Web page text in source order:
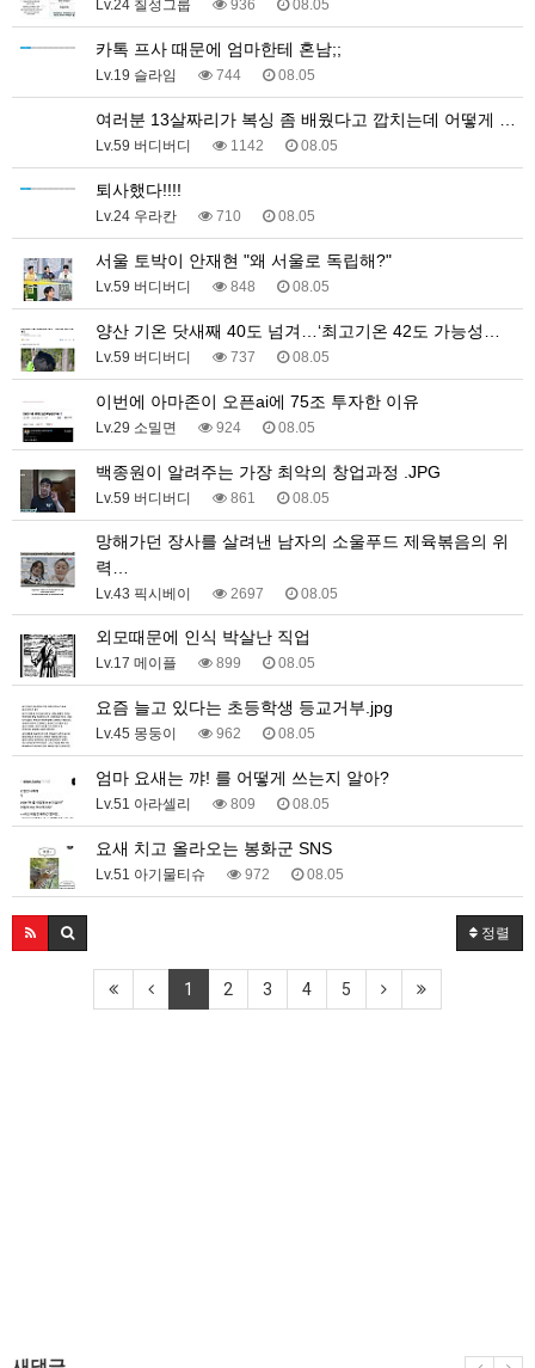
Lv.24 칠성그룹 936 08.05
카톡 프사 때문에 엄마한테 혼남;;
Lv.19 슬라임 744 08.05
여러분 13살짜리가 복싱 좀 배웠다고 깝치는데 어떻게 …
Lv.59 버디버디 1142 08.05
퇴사했다!!!!
Lv.24 우라칸 710 08.05
서울 토박이 안재현 "왜 서울로 독립해?"
Lv.59 버디버디 848 08.05
양산 기온 닷새째 40도 넘겨…‘최고기온 42도 가능성…
Lv.59 버디버디 737 08.05
이번에 아마존이 오픈ai에 75조 투자한 이유
Lv.29 소밀면 924 08.05
백종원이 알려주는 가장 최악의 창업과정 .JPG
Lv.59 버디버디 861 08.05
망해가던 장사를 살려낸 남자의 소울푸드 제육볶음의 위
력…
Lv.43 픽시베이 2697 08.05
외모때문에 인식 박살난 직업
Lv.17 메이플 899 08.05
요즘 늘고 있다는 초등학생 등교거부.jpg
Lv.45 몽둥이 962 08.05
엄마 요새는 꺄! 를 어떻게 쓰는지 알아?
Lv.51 아라셀리 809 08.05
요새 치고 올라오는 봉화군 SNS
Lv.51 아기물티슈 972 08.05
정렬
1 2 3 4 5